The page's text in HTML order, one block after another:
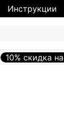
Инструкции
10% скидка